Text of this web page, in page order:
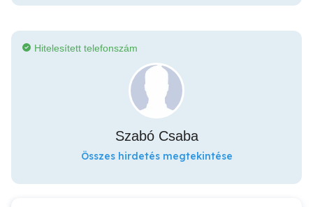
Hitelesített telefonszám
Szabó Csaba
Összes hirdetés megtekintése